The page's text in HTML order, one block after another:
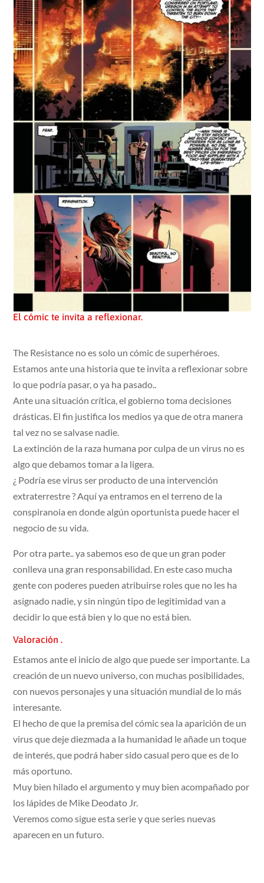
El cómic te invita a reflexionar.
The Resistance no es solo un cómic de superhéroes.
Estamos ante una historia que te invita a reflexionar sobre
lo que podría pasar, o ya ha pasado..
Ante una situación crítica, el gobierno toma decisiones
drásticas. El fin justifica los medios ya que de otra manera
tal vez no se salvase nadie.
La extinción de la raza humana por culpa de un virus no es
algo que debamos tomar a la ligera.
¿ Podría ese virus ser producto de una intervención
extraterrestre ? Aquí ya entramos en el terreno de la
conspiranoia en donde algún oportunista puede hacer el
negocio de su vida.
Por otra parte.. ya sabemos eso de que un gran poder
conlleva una gran responsabilidad. En este caso mucha
gente con poderes pueden atribuirse roles que no les ha
asignado nadie, y sin ningún tipo de legitimidad van a
decidir lo que está bien y lo que no está bien.
Valoración .
Estamos ante el inicio de algo que puede ser importante. La
creación de un nuevo universo, con muchas posibilidades,
con nuevos personajes y una situación mundial de lo más
interesante.
El hecho de que la premisa del cómic sea la aparición de un
virus que deje diezmada a la humanidad le añade un toque
de interés, que podrá haber sido casual pero que es de lo
más oportuno.
Muy bien hilado el argumento y muy bien acompañado por
los lápides de Mike Deodato Jr.
Veremos como sigue esta serie y que series nuevas
aparecen en un futuro.